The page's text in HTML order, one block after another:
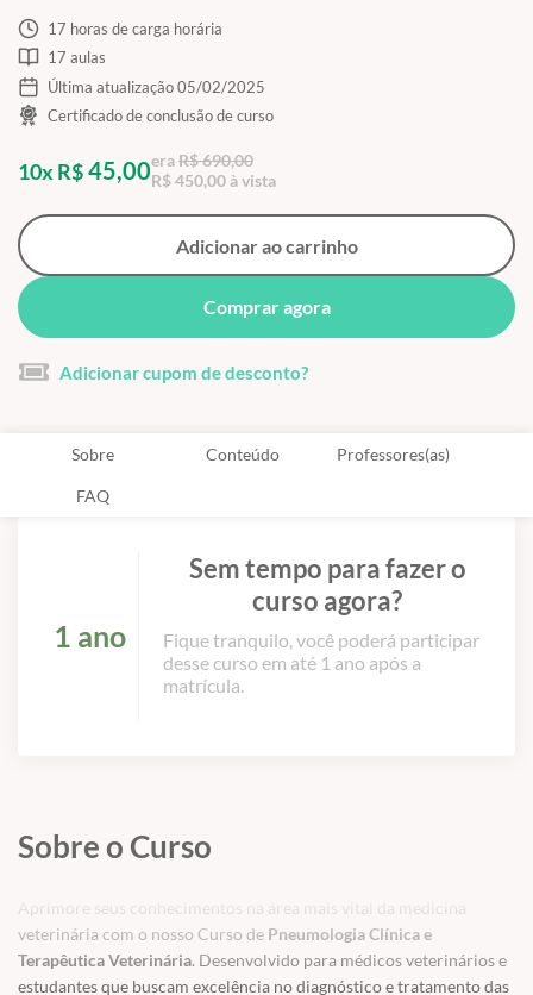
17 horas de carga horária
17 aulas
Última atualização 05/02/2025
Certificado de conclusão de curso
10x R$45,00eraR$ 690,00
R$ 450,00 à vista
Adicionar ao carrinho
Comprar agora
Adicionar cupom de desconto?
Sobre Conteúdo Professores(as)
FAQ
1 ano
Sem tempo para fazer o
curso agora?
Fique tranquilo, você poderá participar
desse curso em até 1 ano após a
matrícula.
Sobre o Curso
Aprimore seus conhecimentos na área mais vital da medicina
veterinária com o nosso Curso de Pneumologia Clínica e
Terapêutica Veterinária. Desenvolvido para médicos veterinários e
estudantes que buscam excelência no diagnóstico e tratamento das